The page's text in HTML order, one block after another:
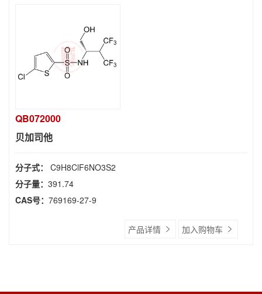
QB072000
贝加司他
分子式： C9H8ClF6NO3S2
分子量： 391.74
CAS号： 769169-27-9
产品详情 加入购物车